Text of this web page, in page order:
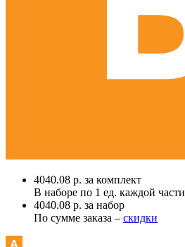
4040.08 р. за комплект
В наборе по 1 ед. каждой части
4040.08 р. за набор
По сумме заказа – скидки